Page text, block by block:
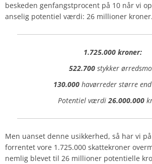
beskeden genfangstprocent på 10 når vi
anselig potentiel værdi: 26 millioner kroner.
1.725.000 kroner:
522.700 stykker
130.000havørreder større
Potentiel værdi26.000.000
Men uanset denne usikkerhed, så har vi
forrentet vore 1.725.000 skattekroner
nemlig blevet til 26 millioner potentielle